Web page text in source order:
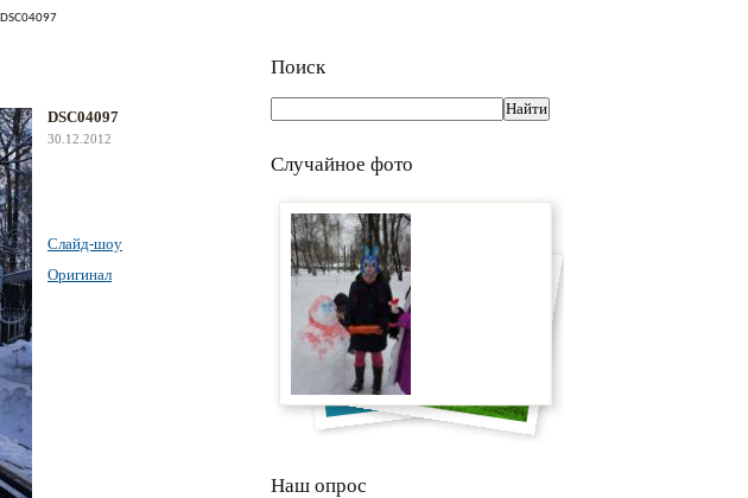
DSC04097
DSC04097
30.12.2012
Слайд-шоу
Оригинал
Поиск
Случайное фото
Наш опрос